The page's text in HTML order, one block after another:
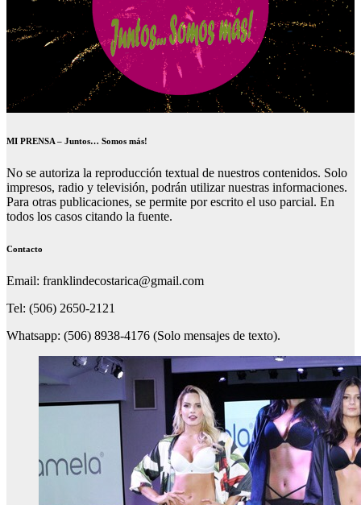
MI PRENSA – Juntos… Somos más!
No se autoriza la reproducción textual de nuestros contenidos. Solo
impresos, radio y televisión, podrán utilizar nuestras informaciones.
Para otras publicaciones, se permite por escrito el uso parcial. En
todos los casos citando la fuente.
Contacto
Email: franklindecostarica@gmail.com
Tel: (506) 2650-2121
Whatsapp: (506) 8938-4176 (Solo mensajes de texto).